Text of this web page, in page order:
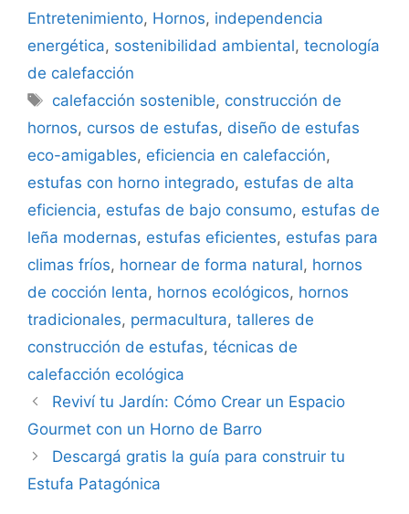
Entretenimiento, Hornos, independencia
energética, sostenibilidad ambiental, tecnología
de calefacción
Etiquetas
calefacción sostenible, construcción de
hornos, cursos de estufas, diseño de estufas
eco-amigables, eficiencia en calefacción,
estufas con horno integrado, estufas de alta
eficiencia, estufas de bajo consumo, estufas de
leña modernas, estufas eficientes, estufas para
climas fríos, hornear de forma natural, hornos
de cocción lenta, hornos ecológicos, hornos
tradicionales, permacultura, talleres de
construcción de estufas, técnicas de
calefacción ecológica
Reviví tu Jardín: Cómo Crear un Espacio
Gourmet con un Horno de Barro
Descargá gratis la guía para construir tu
Estufa Patagónica